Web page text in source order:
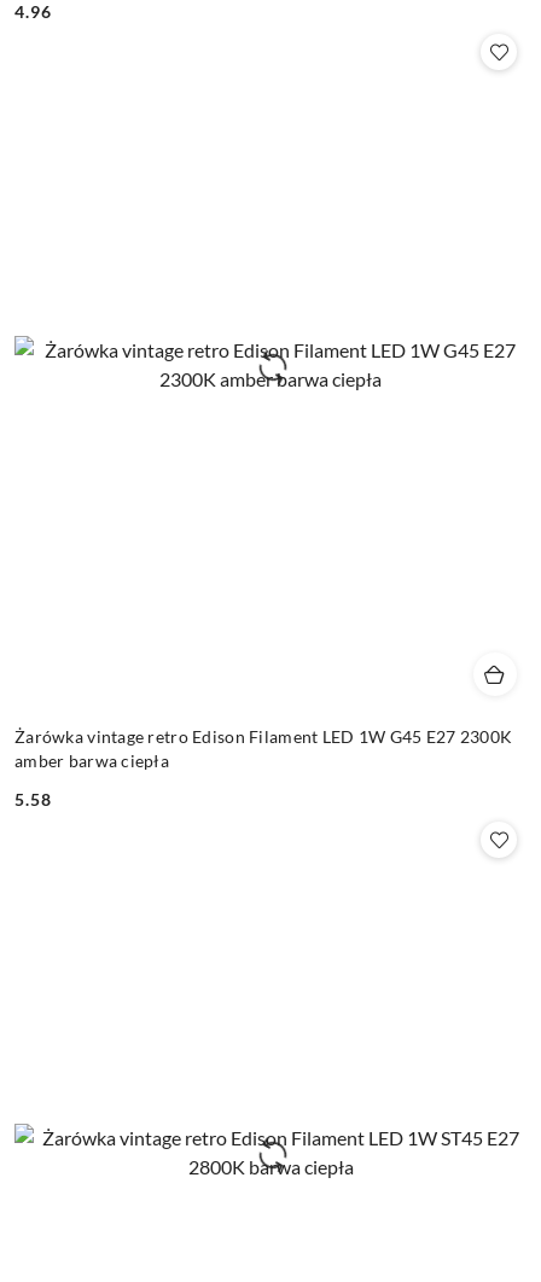
Cena:
4.96
Żarówka vintage retro Edison Filament LED 1W G45 E27 2300K
amber barwa ciepła
Cena:
5.58